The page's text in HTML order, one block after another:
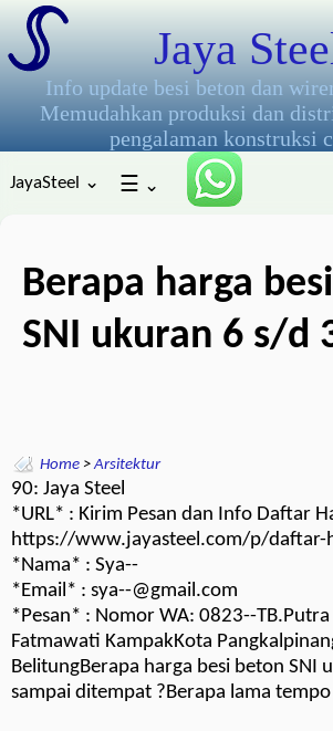
Jaya
Info update besi beton dan
Memudahkan produksi dan
pengalaman konstruksi
JayaSteel ⌄ ☰ ⌄
Berapa harga
SNI ukuran 6 s/d
Home >Arsitektur
90: Jaya Steel
*URL* : Kirim Pesan dan Info Daftar
https://www.jayasteel.com/p/daftar-
*Nama* : Sya--
*Email* : sya--@gmail.com
*Pesan* : Nomor WA: 0823--TB.Putra
Fatmawati KampakKota
BelitungBerapa harga besi beton SNI
sampai ditempat ?Berapa lama